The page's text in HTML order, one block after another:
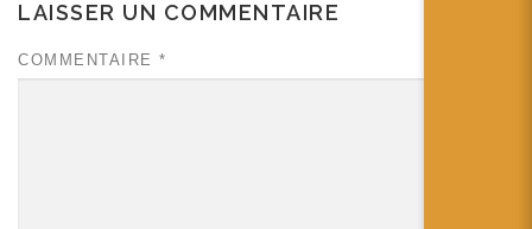
LAISSER UN COMMENTAIRE
COMMENTAIRE *